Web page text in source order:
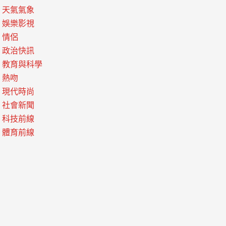
天氣氣象
娛樂影視
情侶
政治快訊
教育與科學
熱吻
現代時尚
社會新聞
科技前線
體育前線